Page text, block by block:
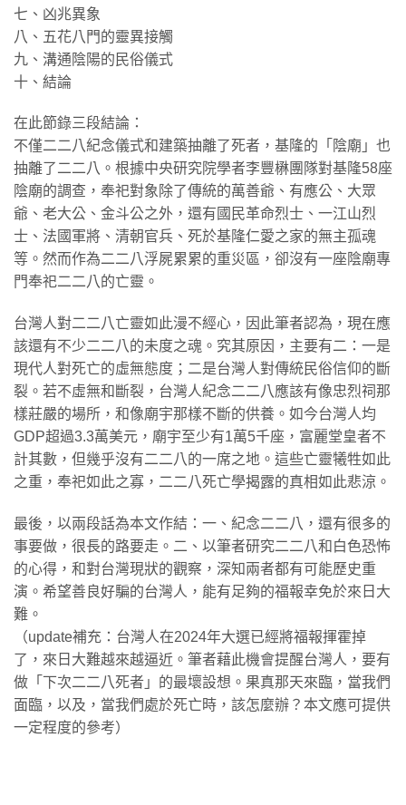
七、凶兆異象
八、五花八門的靈異接觸
九、溝通陰陽的民俗儀式
十、結論
在此節錄三段結論：
不僅二二八紀念儀式和建築抽離了死者，基隆的「陰廟」也
抽離了二二八。根據中央研究院學者李豐楙團隊對基隆58座
陰廟的調查，奉祀對象除了傳統的萬善爺、有應公、大眾
爺、老大公、金斗公之外，還有國民革命烈士、一江山烈
士、法國軍將、清朝官兵、死於基隆仁愛之家的無主孤魂
等。然而作為二二八浮屍累累的重災區，卻沒有一座陰廟專
門奉祀二二八的亡靈。
台灣人對二二八亡靈如此漫不經心，因此筆者認為，現在應
該還有不少二二八的未度之魂。究其原因，主要有二：一是
現代人對死亡的虛無態度；二是台灣人對傳統民俗信仰的斷
裂。若不虛無和斷裂，台灣人紀念二二八應該有像忠烈祠那
樣莊嚴的場所，和像廟宇那樣不斷的供養。如今台灣人均
GDP超過3.3萬美元，廟宇至少有1萬5千座，富麗堂皇者不
計其數，但幾乎沒有二二八的一席之地。這些亡靈犧牲如此
之重，奉祀如此之寡，二二八死亡學揭露的真相如此悲涼。
最後，以兩段話為本文作結：一、紀念二二八，還有很多的
事要做，很長的路要走。二、以筆者研究二二八和白色恐怖
的心得，和對台灣現狀的觀察，深知兩者都有可能歷史重
演。希望善良好騙的台灣人，能有足夠的福報幸免於來日大
難。
（update補充：台灣人在2024年大選已經將福報揮霍掉
了，來日大難越來越逼近。筆者藉此機會提醒台灣人，要有
做「下次二二八死者」的最壞設想。果真那天來臨，當我們
面臨，以及，當我們處於死亡時，該怎麼辦？本文應可提供
一定程度的參考）